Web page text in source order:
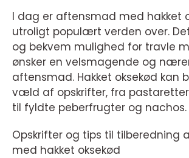
I dag er aftensmad med hakket
utroligt populært verden over.
og bekvem mulighed for travle
ønsker en velsmagende og
aftensmad. Hakket oksekød kan
væld af opskrifter, fra
til fyldte peberfrugter og nachos.
Opskrifter og tips til tilberedning
med hakket oksekød